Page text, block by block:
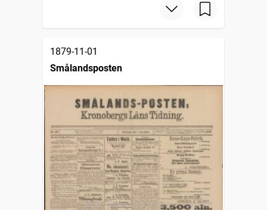
1879-11-01
Smålandsposten